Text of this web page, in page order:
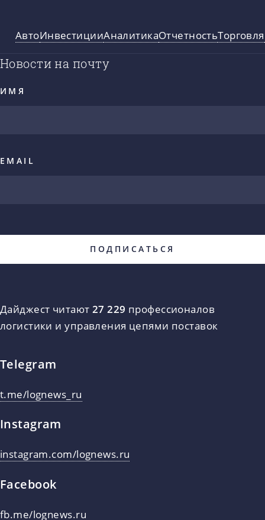
АвтоИнвестицииАналитикаОтчетностьТорговля
Новости на почту
ИМЯ
EMAIL
Дайджест читают 27 229 профессионалов
логистики и управления цепями поставок
Telegram
t.me/lognews_ru
Instagram
instagram.com/lognews.ru
Facebook
fb.me/lognews.ru